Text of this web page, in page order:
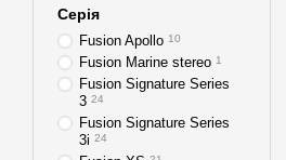
Серія
Fusion Apollo 10
Fusion Marine stereo 1
Fusion Signature Series
3 24
Fusion Signature Series
3i 24